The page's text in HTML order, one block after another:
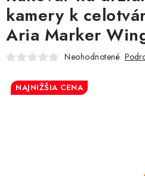
SPEARFISHING
POTÁPANIE
OBLEČENIE
kamery k
Aria Marker
Neohodnotené
NAJNIŽŠIA CENA